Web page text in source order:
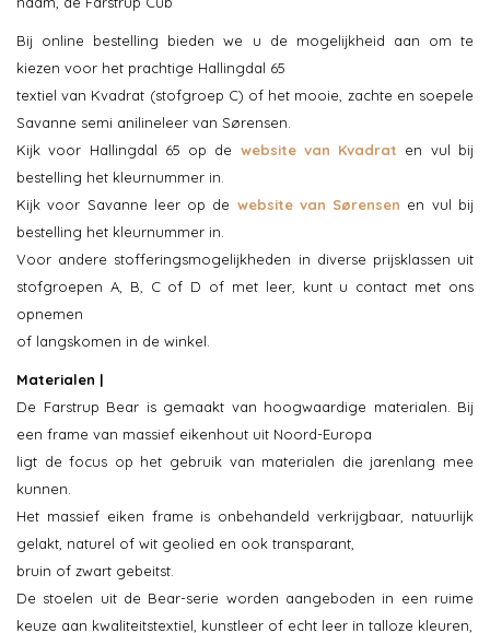
Bij online bestelling bieden we u de mogelijkheid aan om te
kiezen voor het prachtige Hallingdal 65
textiel van Kvadrat (stofgroep C) of het mooie, zachte en soepele
Savanne semi anilineleer van Sørensen.
Kijk voor Hallingdal 65 op de website van Kvadrat en vul bij
bestelling het kleurnummer in.
Kijk voor Savanne leer op de website van Sørensen en vul bij
bestelling het kleurnummer in.
Voor andere stofferingsmogelijkheden in diverse prijsklassen uit
stofgroepen A, B, C of D of met leer, kunt u contact met ons
opnemen
of langskomen in de winkel.
Materialen |
De Farstrup Bear is gemaakt van hoogwaardige materialen. Bij
een frame van massief eikenhout uit Noord-Europa
ligt de focus op het gebruik van materialen die jarenlang mee
kunnen.
Het massief eiken frame is onbehandeld verkrijgbaar, natuurlijk
gelakt, naturel of wit geolied en ook transparant,
bruin of zwart gebeitst.
De stoelen uit de Bear-serie worden aangeboden in een ruime
keuze aan kwaliteitstextiel, kunstleer of echt leer in talloze kleuren,